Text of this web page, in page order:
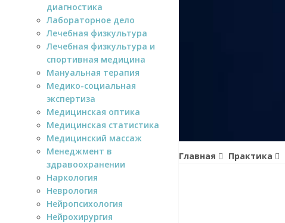
диагностика
Лабораторное дело
Лечебная физкультура
Лечебная физкультура и
спортивная медицина
Мануальная терапия
Медико-социальная
экспертиза
Медицинская оптика
Медицинская статистика
Медицинский массаж
Менеджмент в
здравоохранении
Наркология
Неврология
Нейропсихология
Нейрохирургия
Главная Практика